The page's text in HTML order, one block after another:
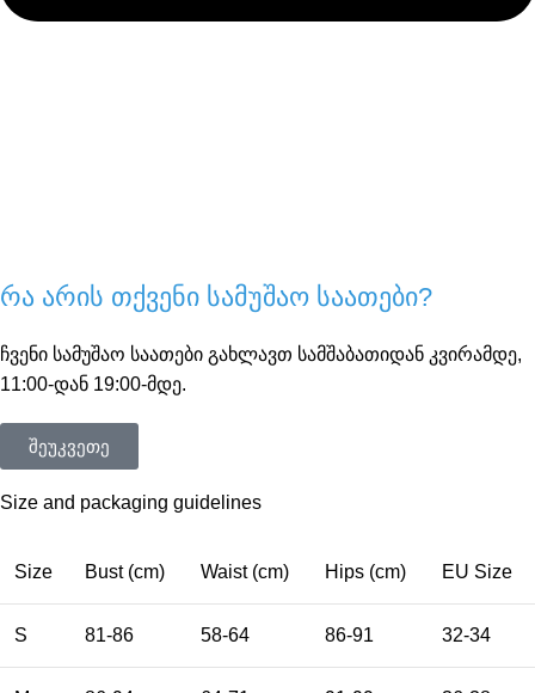
რა არის თქვენი სამუშაო საათები?
ჩვენი სამუშაო საათები გახლავთ სამშაბათიდან კვირამდე,
11:00-დან 19:00-მდე.
შეუკვეთე
Size and packaging guidelines
Size Bust (cm) Waist (cm) Hips (cm) EU Size
S 81-86 58-64 86-91 32-34